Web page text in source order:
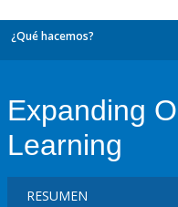
¿Qué hacemos?
Expanding
Learning